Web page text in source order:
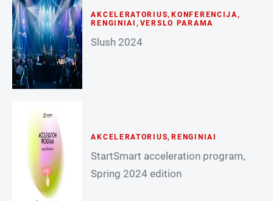
AKCELERATORIUS, KONFERENCIJA,
RENGINIAI , VERSLO PARAMA
Slush 2024
AKCELERATORIUS, RENGINIAI
StartSmart acceleration program,
Spring 2024 edition